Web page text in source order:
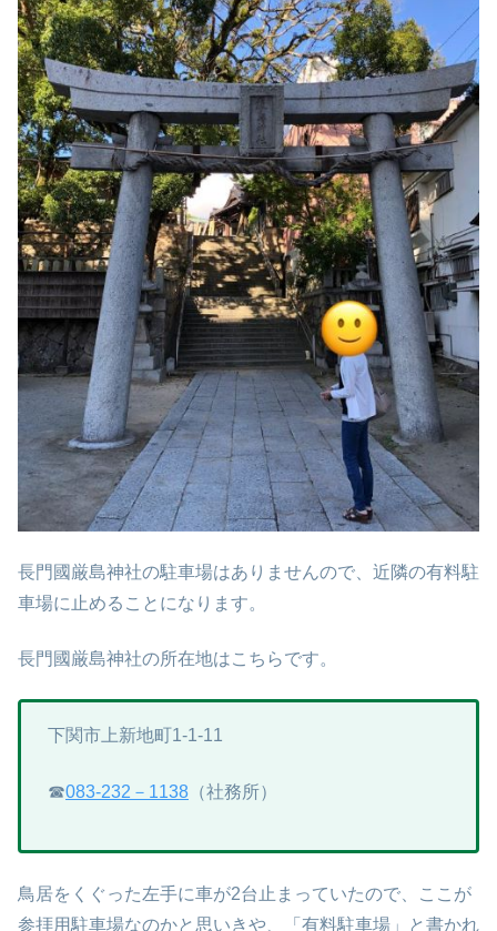
長門國厳島神社の駐車場はありませんので、近隣の有料駐
車場に止めることになります。
長門國厳島神社の所在地はこちらです。
下関市上新地町1-1-11
☎083-232－1138 （社務所）
鳥居をくぐった左手に車が2台止まっていたので、ここが
参拝用駐車場なのかと思いきや、「有料駐車場」と書かれ